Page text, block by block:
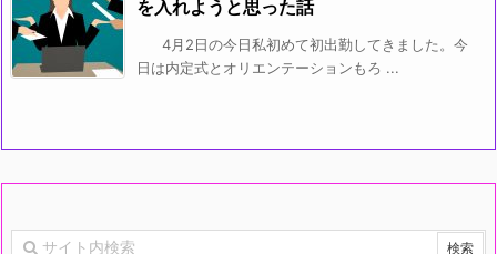
を入れようと思った話
4月2日の今日私初めて初出勤してきました。今
日は内定式とオリエンテーションもろ ...